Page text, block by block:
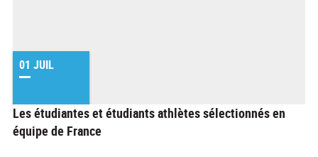
01 JUIL
Les étudiantes et étudiants athlètes sélectionnés en
équipe de France